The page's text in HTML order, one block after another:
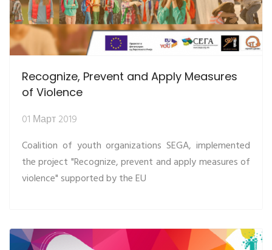
Recognize, Prevent and Apply Measures
of Violence
01 Март 2019
Coalition of youth organizations SEGA, implemented
the project "Recognize, prevent and apply measures of
violence" supported by the EU